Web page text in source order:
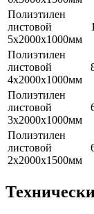
Полиэтилен
листовой
5х2000х1000мм
Полиэтилен
листовой
4х2000х1000мм
Полиэтилен
листовой
3х2000х1000мм
Полиэтилен
листовой
2х2000х1500мм